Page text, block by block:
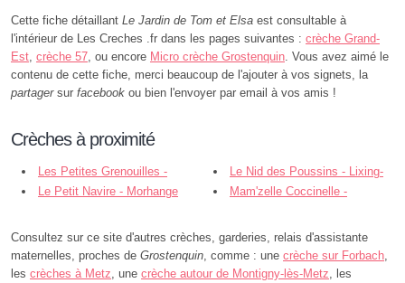
Cette fiche détaillant Le Jardin de Tom et Elsa est consultable à
l'intérieur de Les Creches .fr dans les pages suivantes : crèche Grand-
Est crèche 57 , ou encore Micro crèche Grostenquin . Vous avez aimé le
contenu de cette fiche, merci beaucoup de l'ajouter à vos signets, la
partagersur facebook ou bien l'envoyer par email à vos amis !
Crèches à proximité
Les Petites Grenouilles -
Francaltroff
Le Nid des Poussins - Lixing-
lès-Saint-Avold
Le Petit Navire - Morhange
Mam'zelle Coccinelle -
Consultez sur ce site d'autres crèches, garderies, relais d'assistante
maternelles, proches de Grostenquin , comme : une crèche sur Forbach
les crèches à Metz , une crèche autour de Montigny-lès-Metz , les